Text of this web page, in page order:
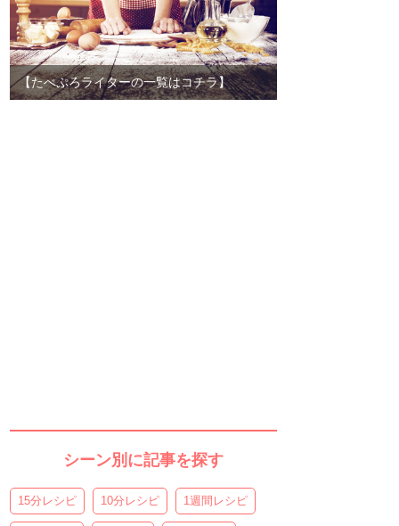
【たべぷろライターの一覧はコチラ】
シーン別に記事を探す
15分レシピ 10分レシピ 1週間レシピ